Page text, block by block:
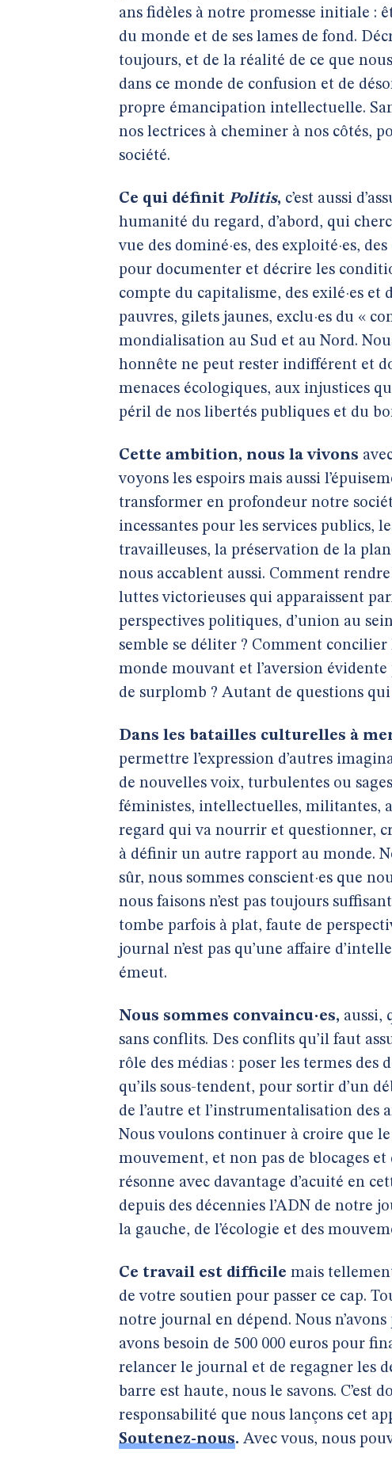
ans fidèles à notre promesse initiale :
du monde et de ses lames de fond.
toujours, et de la réalité de ce que
dans ce monde de confusion et de
propre émancipation intellectuelle.
nos lectrices à cheminer à nos côtés,
société.
Ce qui définit Politis, c’est aussi
humanité du regard, d’abord, qui
vue des dominé·es, des exploité·es,
pour documenter et décrire les
compte du capitalisme, des exilé·es
pauvres, gilets jaunes, exclu·es du «
mondialisation au Sud et au Nord.
honnête ne peut rester indifférent et
menaces écologiques, aux injustices
péril de nos libertés publiques et du
Cette ambition, nous la vivons
voyons les espoirs mais aussi
transformer en profondeur notre
incessantes pour les services publics,
travailleuses, la préservation de la
nous accablent aussi. Comment
luttes victorieuses qui apparaissent
perspectives politiques, d’union au
semble se déliter ? Comment
monde mouvant et l’aversion
de surplomb ? Autant de questions
Dans les batailles culturelles à
permettre l’expression d’autres
de nouvelles voix, turbulentes ou
féministes, intellectuelles, militantes,
regard qui va nourrir et questionner,
à définir un autre rapport au monde.
sûr, nous sommes conscient·es que
nous faisons n’est pas toujours
tombe parfois à plat, faute de
journal n’est pas qu’une affaire
émeut.
Nous sommes convaincu·es, aussi,
sans conflits. Des conflits qu’il faut
rôle des médias : poser les termes
qu’ils sous-tendent, pour sortir d’un
de l’autre et l’instrumentalisation des
Nous voulons continuer à croire que
mouvement, et non pas de blocages
résonne avec davantage d’acuité en
depuis des décennies l’ADN de notre
la gauche, de l’écologie et des
Ce travail est difficile mais
de votre soutien pour passer ce cap.
notre journal en dépend. Nous
avons besoin de 500 000 euros pour
relancer le journal et de regagner les
barre est haute, nous le savons. C’est
responsabilité que nous lançons cet
Soutenez-nous. Avec vous, nous